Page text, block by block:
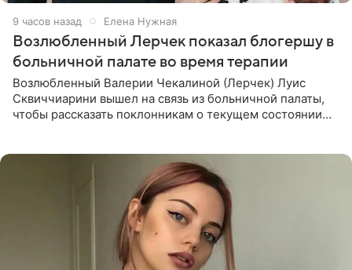
9 часов назад Елена Нужная
Возлюбленный Лерчек показал блогершу в
больничной палате во время терапии
Возлюбленный Валерии Чекалиной (Лерчек) Луис
Сквиччиарини вышел на связь из больничной палаты,
чтобы рассказать поклонникам о текущем состоянии